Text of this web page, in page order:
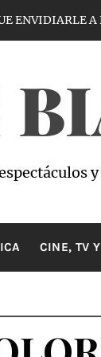
A HARVARD
CINE, TV